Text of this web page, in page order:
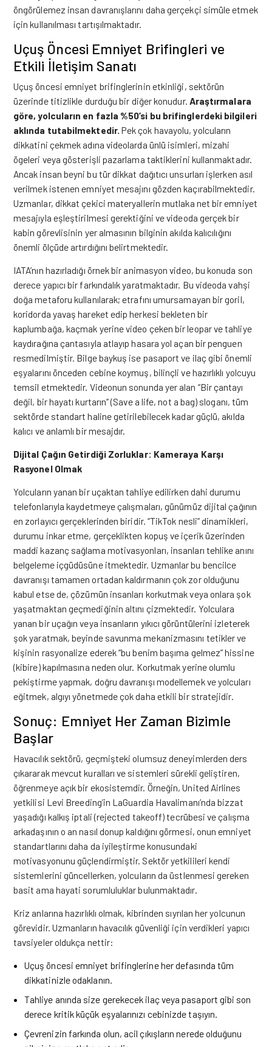
öngörülemez insan davranışlarını daha gerçekçi simüle etmek
için kullanılması tartışılmaktadır.
Uçuş Öncesi Emniyet Brifingleri ve
Etkili İletişim Sanatı
Uçuş öncesi emniyet brifinglerinin etkinliği, sektörün
üzerinde titizlikle durduğu bir diğer konudur. Araştırmalara
göre, yolcuların en fazla %50’si bu brifinglerdeki bilgileri
aklında tutabilmektedir. Pek çok havayolu, yolcuların
dikkatini çekmek adına videolarda ünlü isimleri, mizahi
ögeleri veya gösterişli pazarlama taktiklerini kullanmaktadır.
Ancak insan beyni bu tür dikkat dağıtıcı unsurları işlerken asıl
verilmek istenen emniyet mesajını gözden kaçırabilmektedir.
Uzmanlar, dikkat çekici materyallerin mutlaka net bir emniyet
mesajıyla eşleştirilmesi gerektiğini ve videoda gerçek bir
kabin görevlisinin yer almasının bilginin akılda kalıcılığını
önemli ölçüde artırdığını belirtmektedir.
IATA’nın hazırladığı örnek bir animasyon video, bu konuda son
derece yapıcı bir farkındalık yaratmaktadır. Bu videoda vahşi
doğa metaforu kullanılarak; etrafını umursamayan bir goril,
koridorda yavaş hareket edip herkesi bekleten bir
kaplumbağa, kaçmak yerine video çeken bir leopar ve tahliye
kaydırağına çantasıyla atlayıp hasara yol açan bir penguen
resmedilmiştir. Bilge baykuş ise pasaport ve ilaç gibi önemli
eşyalarını önceden cebine koymuş, bilinçli ve hazırlıklı yolcuyu
temsil etmektedir. Videonun sonunda yer alan “Bir çantayı
değil, bir hayatı kurtarın” (Save a life, not a bag) sloganı, tüm
sektörde standart haline getirilebilecek kadar güçlü, akılda
kalıcı ve anlamlı bir mesajdır.
Dijital Çağın Getirdiği Zorluklar: Kameraya Karşı
Rasyonel Olmak
Yolcuların yanan bir uçaktan tahliye edilirken dahi durumu
telefonlarıyla kaydetmeye çalışmaları, günümüz dijital çağının
en zorlayıcı gerçeklerinden biridir. “TikTok nesli” dinamikleri,
durumu inkar etme, gerçeklikten kopuş ve içerik üzerinden
maddi kazanç sağlama motivasyonları, insanları tehlike anını
belgeleme içgüdüsüne itmektedir. Uzmanlar bu bencilce
davranışı tamamen ortadan kaldırmanın çok zor olduğunu
kabul etse de, çözümün insanları korkutmak veya onlara şok
yaşatmaktan geçmediğinin altını çizmektedir. Yolculara
yanan bir uçağın veya insanların yıkıcı görüntülerini izleterek
şok yaratmak, beyinde savunma mekanizmasını tetikler ve
kişinin rasyonalize ederek “bu benim başıma gelmez” hissine
(kibire) kapılmasına neden olur. Korkutmak yerine olumlu
pekiştirme yapmak, doğru davranışı modellemek ve yolcuları
eğitmek, algıyı yönetmede çok daha etkili bir stratejidir.
Sonuç: Emniyet Her Zaman Bizimle
Başlar
Havacılık sektörü, geçmişteki olumsuz deneyimlerden ders
çıkararak mevcut kuralları ve sistemleri sürekli geliştiren,
öğrenmeye açık bir ekosistemdir. Örneğin, United Airlines
yetkilisi Levi Breeding’in LaGuardia Havalimanı’nda bizzat
yaşadığı kalkış iptali (rejected takeoff) tecrübesi ve çalışma
arkadaşının o an nasıl donup kaldığını görmesi, onun emniyet
standartlarını daha da iyileştirme konusundaki
motivasyonunu güçlendirmiştir. Sektör yetkilileri kendi
sistemlerini güncellerken, yolcuların da üstlenmesi gereken
basit ama hayati sorumluluklar bulunmaktadır.
Kriz anlarına hazırlıklı olmak, kibrinden sıyrılan her yolcunun
görevidir. Uzmanların havacılık güvenliği için verdikleri yapıcı
tavsiyeler oldukça nettir:
Uçuş öncesi emniyet brifinglerine her defasında tüm
dikkatinizle odaklanın.
Tahliye anında size gerekecek ilaç veya pasaport gibi son
derece kritik küçük eşyalarınızı cebinizde taşıyın.
Çevrenizin farkında olun, acil çıkışların nerede olduğunu